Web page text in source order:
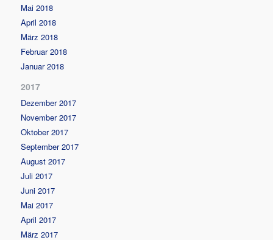
Mai 2018
April 2018
März 2018
Februar 2018
Januar 2018
2017
Dezember 2017
November 2017
Oktober 2017
September 2017
August 2017
Juli 2017
Juni 2017
Mai 2017
April 2017
März 2017